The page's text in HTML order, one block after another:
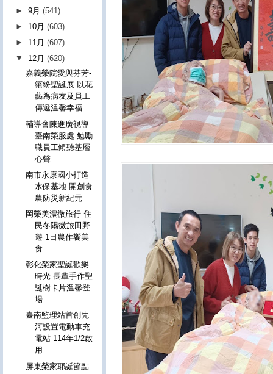
►9月(541)
► 10月(603)
► 11月(607)
▼ 12月(620)
嘉義榮院愛與芬芳-
繽紛聖誕展 以花
藝為病友及員工
傳遞溫馨幸福
輔導會陳進廣視導
臺南榮服處 勉勵
職員工傾聽基層
心聲
南市永康國小打造
水保基地 開創食
農防災新紀元
岡榮美濃微旅行 住
民冬陽微旅田野
遊 1日農作饗美
食
彰化榮家聖誕歡樂
時光 長輩手作聖
誕樹卡片溫馨登
場
臺南監理站首創先
河設置電動車充
電站 114年1/2啟
用
屏東榮家耶誕節點